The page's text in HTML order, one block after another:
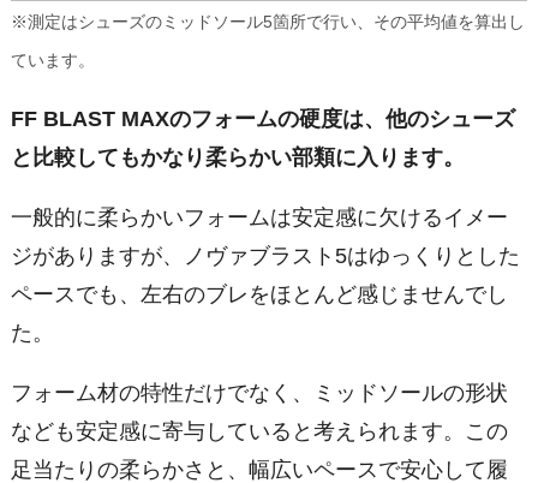
※測定はシューズのミッドソール5箇所で行い、その平均値を算出し
ています。
FF BLAST MAXのフォームの硬度は、他のシューズ
と比較してもかなり柔らかい部類に入ります。
一般的に柔らかいフォームは安定感に欠けるイメー
ジがありますが、ノヴァブラスト5はゆっくりとした
ペースでも、左右のブレをほとんど感じませんでし
た。
フォーム材の特性だけでなく、ミッドソールの形状
なども安定感に寄与していると考えられます。この
足当たりの柔らかさと、幅広いペースで安心して履